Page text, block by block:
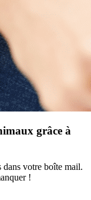
grâce à
dans votre boîte mail.
!